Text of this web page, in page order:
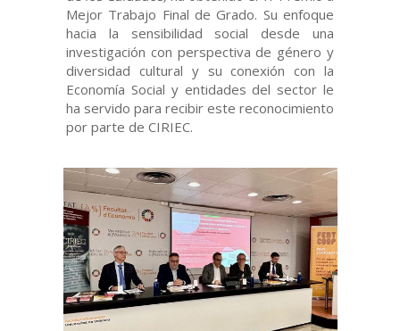
Mejor Trabajo Final de Grado. Su enfoque
hacia la sensibilidad social desde una
investigación con perspectiva de género y
diversidad cultural y su conexión con la
Economía Social y entidades del sector le
ha servido para recibir este reconocimiento
por parte de CIRIEC.